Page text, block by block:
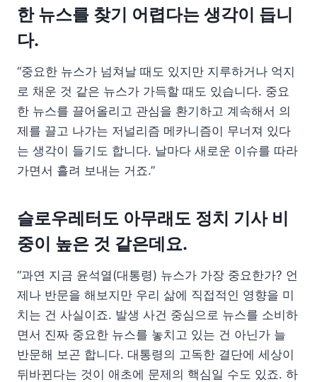
한 뉴스를 찾기 어렵다는 생각이 듭니
다.
“중요한 뉴스가 넘쳐날 때도 있지만 지루하거나 억지
로 채운 것 같은 뉴스가 가득할 때도 있습니다. 중요
한 뉴스를 끌어올리고 관심을 환기하고 계속해서 의
제를 끌고 나가는 저널리즘 메카니즘이 무너져 있다
는 생각이 들기도 합니다. 날마다 새로운 이슈를 따라
가면서 흘려 보내는 거죠.”
슬로우레터도 아무래도 정치 기사 비
중이 높은 것 같은데요.
“과연 지금 윤석열(대통령) 뉴스가 가장 중요한가? 언
제나 반문을 해보지만 우리 삶에 직접적인 영향을 미
치는 건 사실이죠. 발생 사건 중심으로 뉴스를 소비하
면서 진짜 중요한 뉴스를 놓치고 있는 건 아닌가 늘
반문해 보곤 합니다. 대통령의 고독한 결단에 세상이
뒤바뀐다는 것이 애초에 문제의 핵심일 수도 있죠. 하